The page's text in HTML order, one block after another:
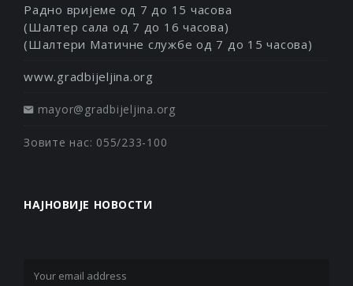
Радно вријеме од 7 до 15 часова
(Шалтер сала од 7 до 16 часова)
(Шалтери Матичне службе од 7 до 15 часова)
www.gradbijeljina.org
mayor@gradbijeljina.org
Зовите нас: 055/233-100
НАЈНОВИЈЕ НОВОСТИ